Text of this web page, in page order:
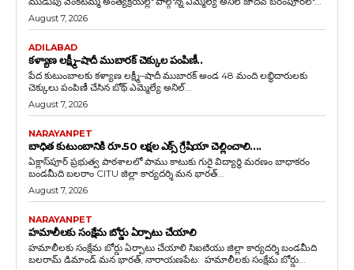
August 7, 2026
ADILABAD
కళ్యాణ లక్ష్మీ–షాదీ ముబారక్ చెక్కుల పంపిణీ..
పేద కుటుంబాలకు కళ్యాణ లక్ష్మీ–షాదీ ముబారక్ అండ 48 మంది లబ్ధిదారులకు
చెక్కులు పంపిణీ చేసిన బోథ్ ఎమ్మెల్యే అనిల్...
August 7, 2026
NARAYANPET
బాధిత కుటుంబానికి రూ.50 లక్షల ఎక్స్ గ్రేషియా చెల్లించాలి….
ఏక్లాస్‌పూర్ ప్రభుత్వ పాఠశాలలో పాము కాటుకు గురై విద్యార్థి మరణం బాధాకరం
బండమీది బలరాం CITU జిల్లా కార్యదర్శి మన భారత్...
August 7, 2026
NARAYANPET
హమాలీలకు సంక్షేమ బోర్డు ఏర్పాటు చేయాలి
హమాలీలకు సంక్షేమ బోర్డు ఏర్పాటు చేయాలి సిఐటియు జిల్లా కార్యదర్శి బండమీది
బలరామ్ డిమాండ్ మన భారత్, నారాయణపేట: హమాలీలకు సంక్షేమ బోర్డు...